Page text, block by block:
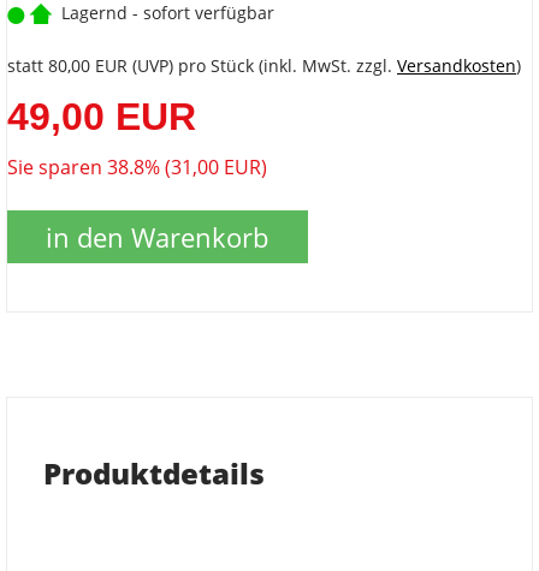
Lagernd - sofort verfügbar
statt 80,00 EUR (UVP) pro Stück (inkl. MwSt. zzgl. Versandkosten)
49,00 EUR
Sie sparen 38.8% (31,00 EUR)
in den Warenkorb
Produktdetails